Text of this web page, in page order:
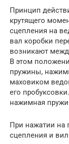
Принцип
крутящего
сцепления на
вал коробки
возникают
В этом
пружины,
маховиком
его
нажимная
При нажатии на
сцепления и